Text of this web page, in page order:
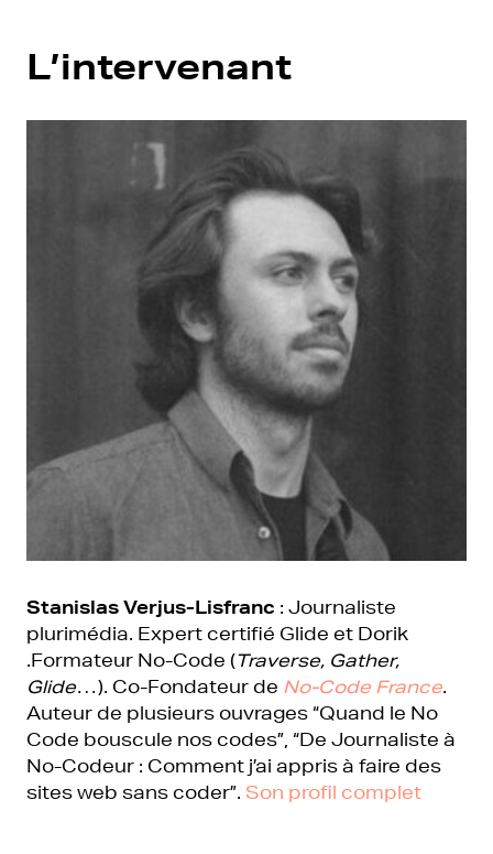
L’intervenant
Stanislas Verjus-Lisfranc : Journaliste
plurimédia. Expert certifié Glide et Dorik
.Formateur No-Code (Traverse, Gather,
Glide…). Co-Fondateur de No-Code France.
Auteur de plusieurs ouvrages “Quand le No
Code bouscule nos codes”, “De Journaliste à
No-Codeur : Comment j’ai appris à faire des
sites web sans coder”. Son profil complet